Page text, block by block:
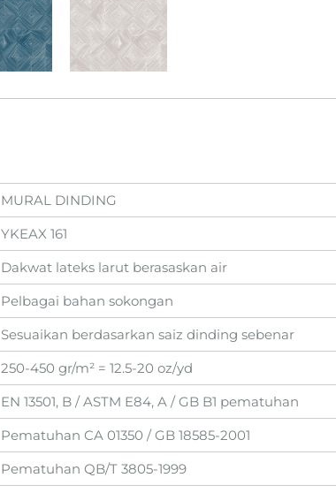
MURAL DINDING
YKEAX 161
Dakwat lateks larut berasaskan air
Pelbagai bahan sokongan
Sesuaikan berdasarkan saiz dinding sebenar
250-450 gr/m² = 12.5-20 oz/yd
EN 13501, B / ASTM E84, A / GB B1 pematuhan
Pematuhan CA 01350 / GB 18585-2001
Pematuhan QB/T 3805-1999